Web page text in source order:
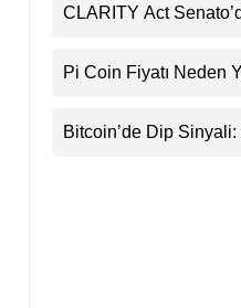
CLARITY Act
Pi Coin Fiyatı Neden
Destekledi
Bitcoin’de Dip